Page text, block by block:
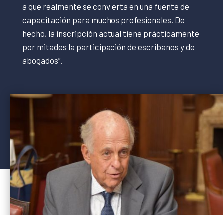
a que realmente se convierta en una fuente de
capacitación para muchos profesionales. De
hecho, la inscripción actual tiene prácticamente
por mitades la participación de escribanos y de
abogados”.